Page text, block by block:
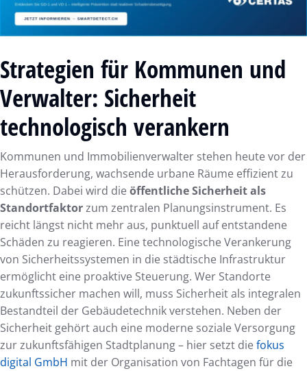
Strategien für Kommunen und
Verwalter: Sicherheit
technologisch verankern
Kommunen und Immobilienverwalter stehen heute vor der
Herausforderung, wachsende urbane Räume effizient zu
schützen. Dabei wird dieöffentliche Sicherheit als
Standortfaktorzum zentralen Planungsinstrument. Es
reicht längst nicht mehr aus, punktuell auf entstandene
Schäden zu reagieren. Eine technologische Verankerung
von Sicherheitssystemen in die städtische Infrastruktur
ermöglicht eine proaktive Steuerung. Wer Standorte
zukunftssicher machen will, muss Sicherheit als integralen
Bestandteil der Gebäudetechnik verstehen. Neben der
Sicherheit gehört auch eine moderne soziale Versorgung
zur zukunftsfähigen Stadtplanung – hier setzt diefokus
digital GmbH mit der Organisation von Fachtagen für die